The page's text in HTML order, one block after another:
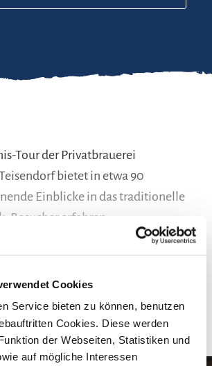
Cookies
Service bieten zu können, benutzen
Cookies. Diese werden
der Webseiten, Statistiken und
auf mögliche Interessen
Tour der Privatbrauerei
bietet in etwa 90
Einblicke in das traditionelle
Besucher erfahren
über Malz, Hopfen und den
in den historischen Gebäuden
Anschluss folgen eine
vier Bieren sowie ein Getränk
bis 16 Jahre frei.